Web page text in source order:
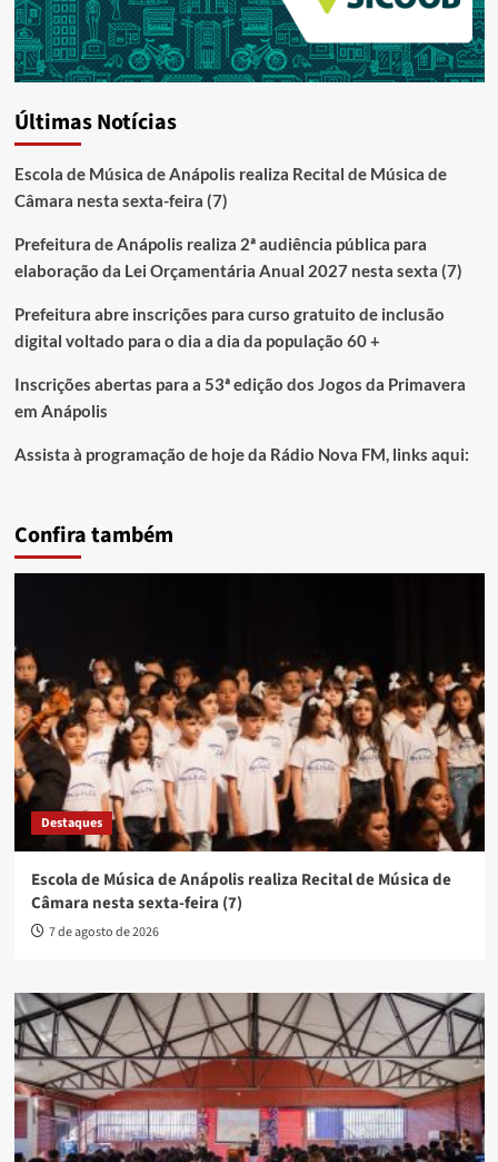
Últimas Notícias
Escola de Música de Anápolis realiza Recital de Música de
Câmara nesta sexta-feira (7)
Prefeitura de Anápolis realiza 2ª audiência pública para
elaboração da Lei Orçamentária Anual 2027 nesta sexta (7)
Prefeitura abre inscrições para curso gratuito de inclusão
digital voltado para o dia a dia da população 60 +
Inscrições abertas para a 53ª edição dos Jogos da Primavera
em Anápolis
Assista à programação de hoje da Rádio Nova FM, links aqui:
Confira também
Destaques
Escola de Música de Anápolis realiza Recital de Música de
Câmara nesta sexta-feira (7)
7 de agosto de 2026